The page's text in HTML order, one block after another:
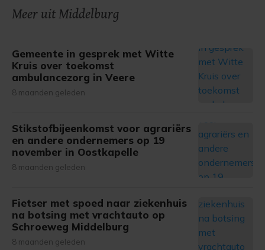
onze cookiepagina kun je ons cookiebeleid bekijken en je
gemaakte keuze altijd wijzigen of intrekken.
Meer uit Middelburg
Gemeente in gesprek met Witte
Kruis over toekomst
ambulancezorg in Veere
8 maanden geleden
Stikstofbijeenkomst voor agrariërs
en andere ondernemers op 19
november in Oostkapelle
8 maanden geleden
Fietser met spoed naar ziekenhuis
na botsing met vrachtauto op
Schroeweg Middelburg
8 maanden geleden